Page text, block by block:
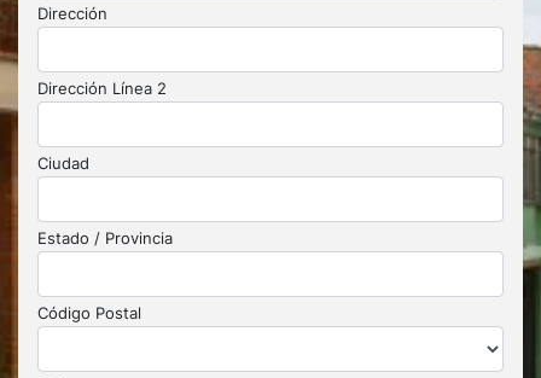
Dirección
Dirección Línea 2
Ciudad
Estado / Provincia
Código Postal